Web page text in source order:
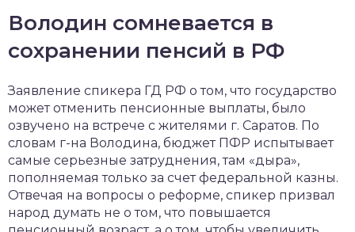
Володин сомневается в
сохранении пенсий в РФ
Заявление спикера ГД РФ о том, что государство
может отменить пенсионные выплаты, было
озвучено на встрече с жителями г. Саратов. По
словам г-на Володина, бюджет ПФР испытывает
самые серьезные затруднения, там «дыра»,
пополняемая только за счет федеральной казны.
Отвечая на вопросы о реформе, спикер призвал
народ думать не о том, что повышается